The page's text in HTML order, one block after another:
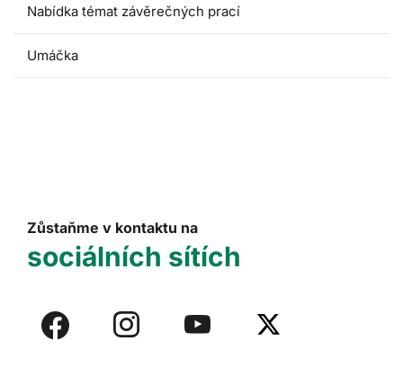
Nabídka témat závěrečných prací
Umáčka
Zůstaňme v kontaktu na
sociálních sítích